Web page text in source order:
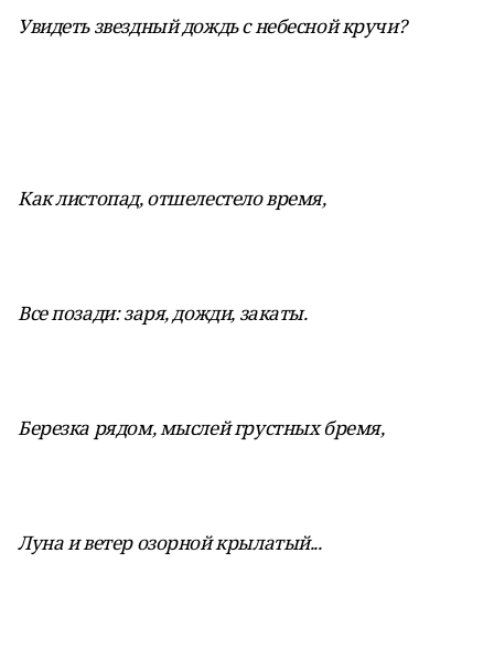
Увидеть звездный дождь с небесной кручи?
Как листопад, отшелестело время,
Все позади: заря, дожди, закаты.
Березка рядом, мыслей грустных бремя,
Луна и ветер озорной крылатый...